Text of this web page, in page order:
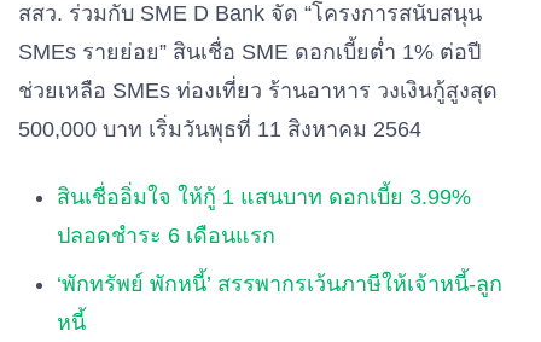
สสว. ร่วมกับ SME D Bank จัด “โครงการสนับสนุน
SMEs รายย่อย” สินเชื่อ SME ดอกเบี้ยต่ำ 1% ต่อปี
ช่วยเหลือ SMEs ท่องเที่ยว ร้านอาหาร วงเงินกู้สูงสุด
500,000 บาท เริ่มวันพุธที่ 11 สิงหาคม 2564
สินเชื่ออิ่มใจ ให้กู้ 1 แสนบาท ดอกเบี้ย 3.99%
ปลอดชำระ 6 เดือนแรก
‘พักทรัพย์ พักหนี้’ สรรพากรเว้นภาษีให้เจ้าหนี้-ลูก
หนี้